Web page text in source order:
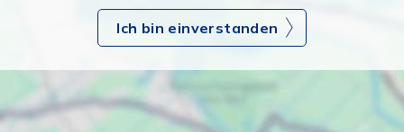
Ich bin einverstanden